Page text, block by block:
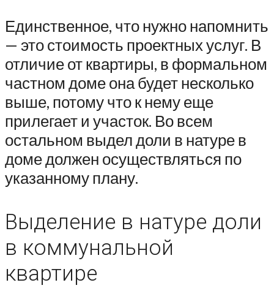
Единственное, что нужно напомнить
— это стоимость проектных услуг. В
отличие от квартиры, в формальном
частном доме она будет несколько
выше, потому что к нему еще
прилегает и участок. Во всем
остальном выдел доли в натуре в
доме должен осуществляться по
указанному плану.
Выделение в натуре доли
в коммунальной
квартире